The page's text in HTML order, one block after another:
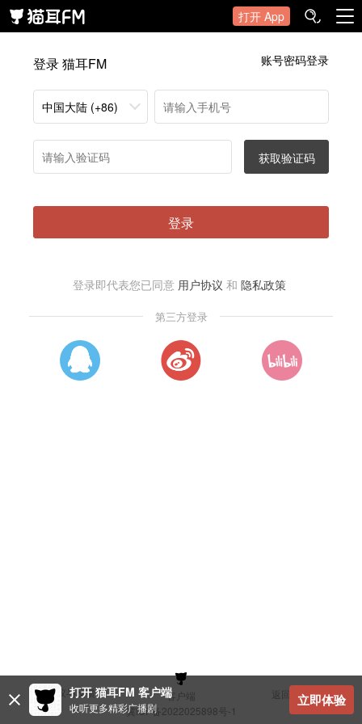
打开 App
登录 猫耳FM 账号密码登录
中国大陆 (+86)
获取验证码
登录
登录即代表您已同意 用户协议 和 隐私政策
第三方登录
建议与反馈 客户端
返回顶部
冀ICP备2022025898号-1
打开 猫耳FM 客户端
收听更多精彩广播剧 立即体验